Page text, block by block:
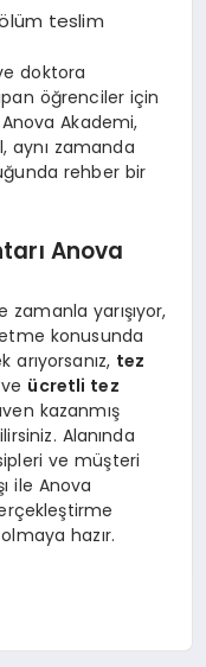
teslim
doktora
öğrenciler için
Akademi,
aynı zamanda
rehber bir
Anova
yarışıyor,
konusunda
tez
ve ücretli tez
kazanmış
Alanında
ve müşteri
ile Anova
hazır.